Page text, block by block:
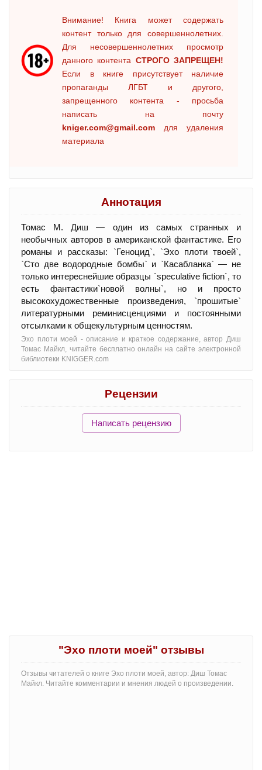
Внимание! Книга может содержать
контент только для совершеннолетних.
Для несовершеннолетних просмотр
данного контента СТРОГО ЗАПРЕЩЕН!
Если в книге присутствует наличие
пропаганды ЛГБТ и другого,
запрещенного контента - просьба
написать на почту
kniger.com@gmail.com для удаления
материала
Аннотация
Томас М. Диш — один из самых странных и
необычных авторов в американской фантастике. Его
романы и рассказы: `Геноцид`, `Эхо плоти твоей`,
`Сто две водородные бомбы` и `Касабланка` — не
только интереснейшие образцы `speculative fiction`, то
есть фантастики`новой волны`, но и просто
высокохудожественные произведения, `прошитые`
литературными реминисценциями и постоянными
отсылками к общекультурным ценностям.
Эхо плоти моей - oписание и краткое содержание, автор Диш
Томас Майкл, читайте бесплатно онлайн на сайте электронной
библиотеки KNIGGER.com
Рецензии
Написать рецензию
"Эхо плоти моей" отзывы
Отзывы читателей о книге Эхо плоти моей, автор: Диш Томас
Майкл. Читайте комментарии и мнения людей о произведении.